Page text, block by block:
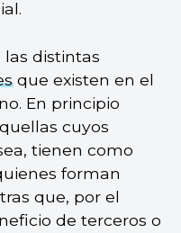
las distintas
que existen en el
En principio
cuyos
tienen como
forman
que, por el
de terceros o